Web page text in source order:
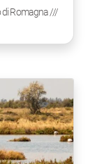
di Romagna///